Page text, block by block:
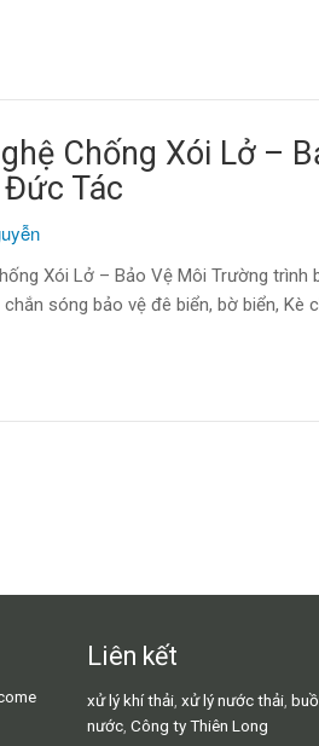
Chống Xói Lở –
Tác
Xói Lở – Bảo Vệ Môi Trường trình
sóng bảo vệ đê biển, bờ biển, Kè
Liên kết
xử lý khí thải xử lý nước thải
nước Công ty Thiên Long